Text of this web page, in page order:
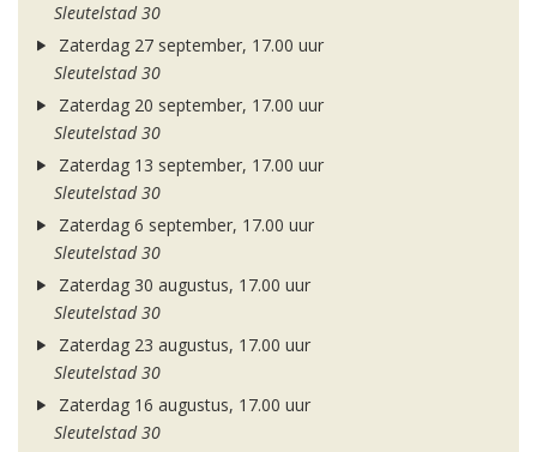
Sleutelstad 30
Zaterdag 27 september, 17.00 uur
Sleutelstad 30
Zaterdag 20 september, 17.00 uur
Sleutelstad 30
Zaterdag 13 september, 17.00 uur
Sleutelstad 30
Zaterdag 6 september, 17.00 uur
Sleutelstad 30
Zaterdag 30 augustus, 17.00 uur
Sleutelstad 30
Zaterdag 23 augustus, 17.00 uur
Sleutelstad 30
Zaterdag 16 augustus, 17.00 uur
Sleutelstad 30